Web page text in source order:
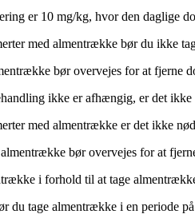
er 10 mg/kg, hvor den daglige
med almentrække bør du ikke
bør overvejes for at fjerne
ikke er afhængig, er det
med almentrække er det ikke
bør overvejes for at
i forhold til at tage
du tage almentrække i en periode